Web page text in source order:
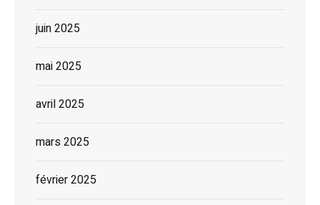
juin 2025
mai 2025
avril 2025
mars 2025
février 2025